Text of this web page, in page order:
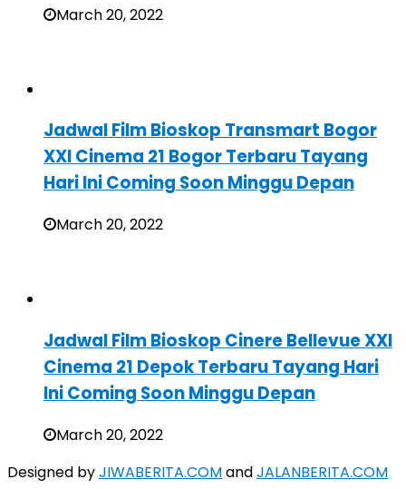
March 20, 2022
Jadwal Film Bioskop Transmart Bogor
XXI Cinema 21 Bogor Terbaru Tayang
Hari Ini Coming Soon Minggu Depan
March 20, 2022
Jadwal Film Bioskop Cinere Bellevue XXI
Cinema 21 Depok Terbaru Tayang Hari
Ini Coming Soon Minggu Depan
March 20, 2022
Designed byJIWABERITA.COMandJALANBERITA.COM